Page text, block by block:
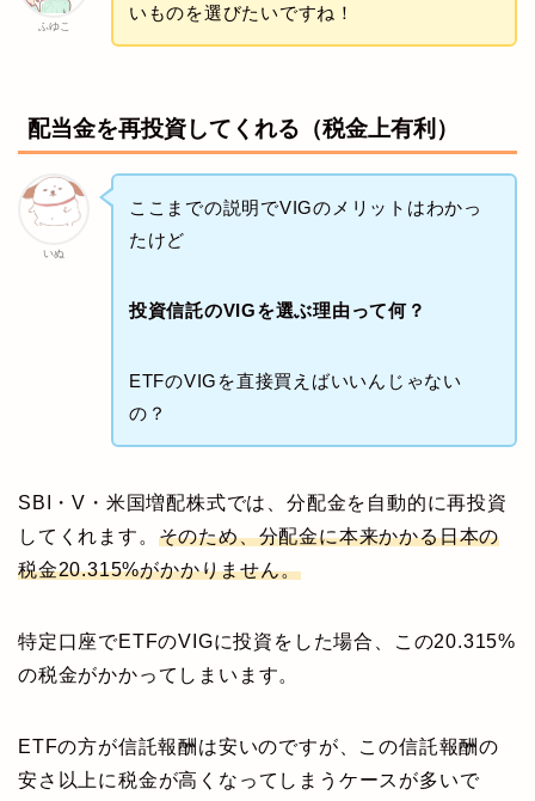
ふゆこ
いものを選びたいですね！
配当金を再投資してくれる（税金上有利）
いぬ
ここまでの説明でVIGのメリットはわかっ
たけど
投資信託のVIGを選ぶ理由って何？
ETFのVIGを直接買えばいいんじゃない
の？
SBI・V・米国増配株式では、分配金を自動的に再投資
してくれます。 そのため、分配金に本来かかる日本の
税金20.315%がかかりません。
特定口座でETFのVIGに投資をした場合、この20.315%
の税金がかかってしまいます。
ETFの方が信託報酬は安いのですが、この信託報酬の
安さ以上に税金が高くなってしまうケースが多いで